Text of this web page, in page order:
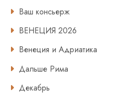
Ваш консьерж
ВЕНЕЦИЯ 2026
Венеция и Адриатика
Дальше Рима
Декабрь